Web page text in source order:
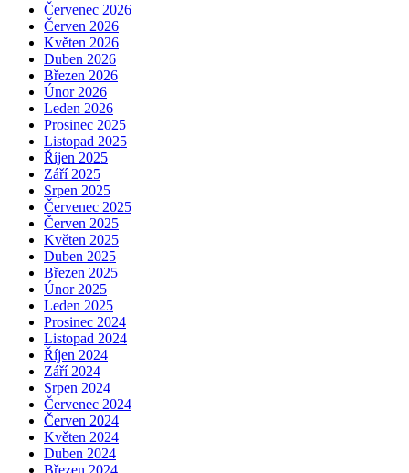
Červenec 2026
Červen 2026
Květen 2026
Duben 2026
Březen 2026
Únor 2026
Leden 2026
Prosinec 2025
Listopad 2025
Říjen 2025
Září 2025
Srpen 2025
Červenec 2025
Červen 2025
Květen 2025
Duben 2025
Březen 2025
Únor 2025
Leden 2025
Prosinec 2024
Listopad 2024
Říjen 2024
Září 2024
Srpen 2024
Červenec 2024
Červen 2024
Květen 2024
Duben 2024
Březen 2024